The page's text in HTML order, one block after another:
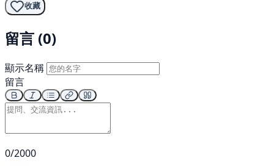
收藏
留言 (0)
顯示名稱
留言
0/2000